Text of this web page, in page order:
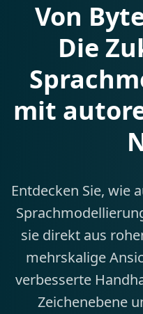
Von
Die
mit
Entdecken Sie, wie
sie direkt aus
mehrskalige
verbesserte
Zeichenebene